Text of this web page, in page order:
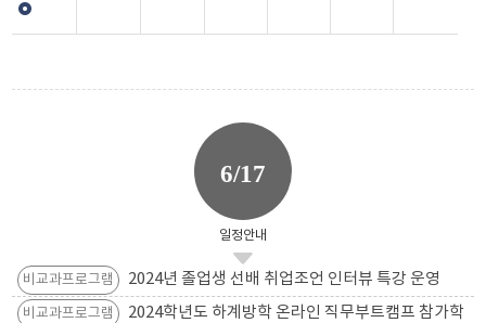
6/17
일정안내
비교과프로그램 2024년 졸업생 선배 취업조언 인터뷰 특강 운영
비교과프로그램
2024학년도 하계방학 온라인 직무부트캠프 참가학